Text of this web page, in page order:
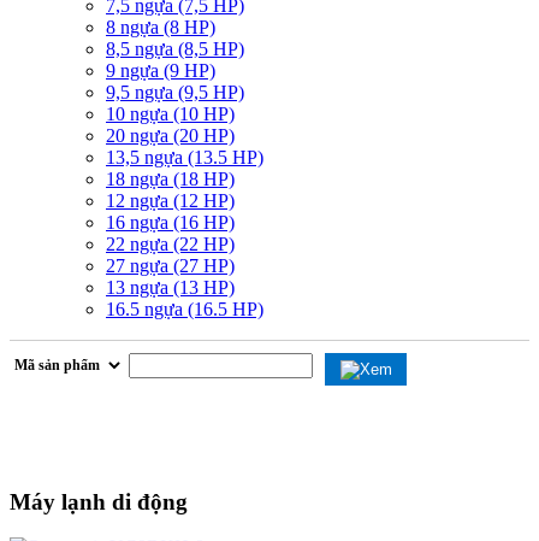
7,5 ngựa (7,5 HP)
8 ngựa (8 HP)
8,5 ngựa (8,5 HP)
9 ngựa (9 HP)
9,5 ngựa (9,5 HP)
10 ngựa (10 HP)
20 ngựa (20 HP)
13,5 ngựa (13.5 HP)
18 ngựa (18 HP)
12 ngựa (12 HP)
16 ngựa (16 HP)
22 ngựa (22 HP)
27 ngựa (27 HP)
13 ngựa (13 HP)
16.5 ngựa (16.5 HP)
Máy lạnh di động